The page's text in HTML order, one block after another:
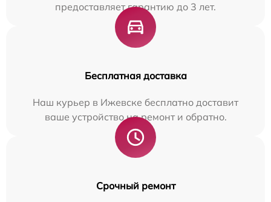
предоставляет гарантию до 3 лет.
Бесплатная доставка
Наш курьер в Ижевске бесплатно доставит
ваше устройство на ремонт и обратно.
Срочный ремонт